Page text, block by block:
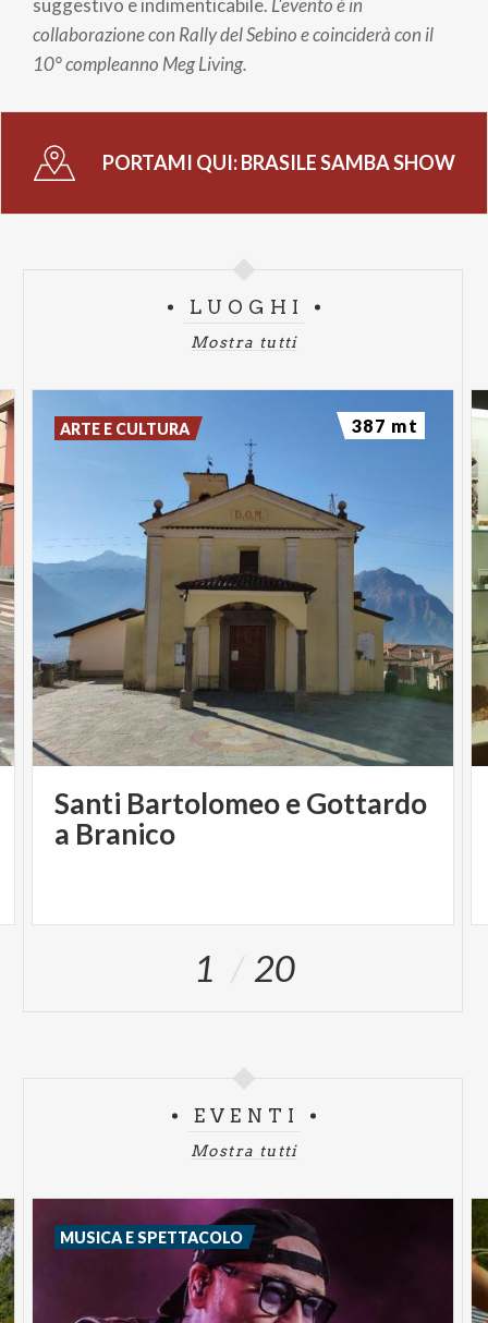
collaborazione con Rally del Sebino e coinciderà con il
10° compleanno Meg Living.
PORTAMI QUI:BRASILE SAMBA SHOW
LUOGHI
Mostra tutti
Santi Bartolomeo e Gottardo
a Branico
ARTE E CULTURA 387 mt
1 20
EVENTI
Mostra tutti
MUSICA E SPETTACOLO